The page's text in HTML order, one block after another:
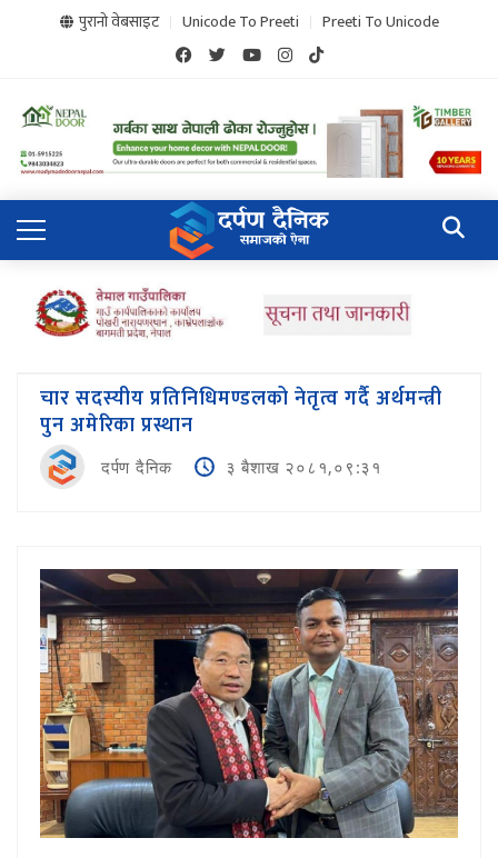
पुरानो वेबसाइट Unicode To Preeti Preeti To Unicode
चार सदस्यीय प्रतिनिधिमण्डलको नेतृत्व गर्दै अर्थमन्त्री
पुन अमेरिका प्रस्थान
दर्पण दैनिक ३ बैशाख २०८१,०९:३१